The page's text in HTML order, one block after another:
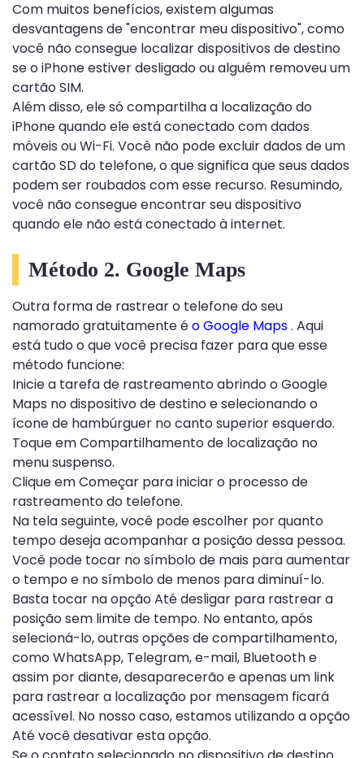
Com muitos benefícios, existem algumas
desvantagens de "encontrar meu dispositivo", como
você não consegue localizar dispositivos de destino
se o iPhone estiver desligado ou alguém removeu um
cartão SIM.
Além disso, ele só compartilha a localização do
iPhone quando ele está conectado com dados
móveis ou Wi-Fi. Você não pode excluir dados de um
cartão SD do telefone, o que significa que seus dados
podem ser roubados com esse recurso. Resumindo,
você não consegue encontrar seu dispositivo
quando ele não está conectado à internet.
Método 2. Google Maps
Outra forma de rastrear o telefone do seu
namorado gratuitamente éo Google Maps. Aqui
está tudo o que você precisa fazer para que esse
método funcione:
Inicie a tarefa de rastreamento abrindo o Google
Maps no dispositivo de destino e selecionando o
ícone de hambúrguer no canto superior esquerdo.
Toque em Compartilhamento de localização no
menu suspenso.
Clique em Começar para iniciar o processo de
rastreamento do telefone.
Na tela seguinte, você pode escolher por quanto
tempo deseja acompanhar a posição dessa pessoa.
Você pode tocar no símbolo de mais para aumentar
o tempo e no símbolo de menos para diminuí-lo.
Basta tocar na opção Até desligar para rastrear a
posição sem limite de tempo. No entanto, após
selecioná-lo, outras opções de compartilhamento,
como WhatsApp, Telegram, e-mail, Bluetooth e
assim por diante, desaparecerão e apenas um link
para rastrear a localização por mensagem ficará
acessível. No nosso caso, estamos utilizando a opção
Até você desativar esta opção.